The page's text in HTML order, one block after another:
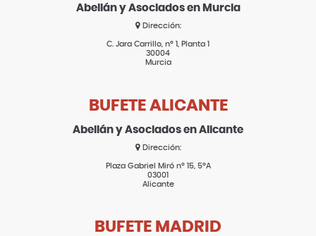
Abellán y Asociados en Murcia
Dirección:
C. Jara Carrillo, nº 1, Planta 1
30004
Murcia
BUFETE ALICANTE
Abellán y Asociados en Alicante
Dirección:
Plaza Gabriel Miró nº 15, 5ºA
03001
Alicante
BUFETE MADRID